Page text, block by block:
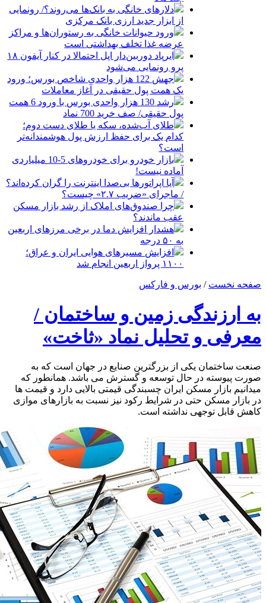
دلارهای خانگی به بانک‌ها می‌روند؟/ رونمایی
از ابزار جدید ارزی بانک مرکزی
ورود حیوانات خانگی به رستوران‌ها و مراکز
عرضه غذا تخلف بهداشتی است
ایرپاد دوربین‌دار اپل احتمالا در کنار آیفون ۱۸
پرو رونمایی می‌شود
جهش 122 هزار واحدی شاخص بورس؛ ورود
یک همت پول حقیقی در آغاز معاملات
رشد 130 هزار واحدی بورس با ورود 6 همت
پول حقیقی/ صف خرید 700 نماد
طلای آب‌شده، سکه یا طلای دست دوم؛
کدام یک برای حفظ ارزش پول هوشمندانه‌تر
است؟
بازار خودرو برای خودروهای 5-10 میلیاردی
آماده نیست!
آیا اپراتورها بی‌صدا اینترنت را گران کرده‌اند؟
/ ماجرای «ضریب ۲.۷» چیست؟
چرا صندوق‌های املاک از رشد بازار مسکن
عقب ماندند؟
هشدار افزایش دما در برخی مرزهای اربعین
به ۵۰ درجه
افزایش مسیرهای هوایی ایران و عراق؛
۱۱۰۰ پرواز اربعین انجام شد
صفحه نخست / بورس و فارکس
به ارزندگی زمین و ساختمان /
معرفی و تحلیل نماد «ثاخت»
صنعت ساختمان یکی از بزرگترین صنایع در جهان است که به
صورت پیوسته در حال توسعه و گسترش می باشد. همانطور که
میدانیم بازار مسکن ایران چسبندگی قیمتی بالایی دارد و قیمت ها
در بازار مسکن حتی در شرایط رکود نیز نسبت به بازارهای موازی
کاهش قابل توجهی نداشته است.